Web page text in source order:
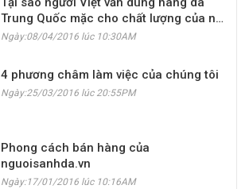
Trung Quốc mặc cho chất lượng của nó
cực tệ?
Ngày:08/04/2016 lúc 10:30AM
4 phương châm làm việc của chúng tôi
Ngày:25/03/2016 lúc 20:55PM
Phong cách bán hàng của
nguoisanhda.vn
Ngày:17/01/2016 lúc 10:16AM